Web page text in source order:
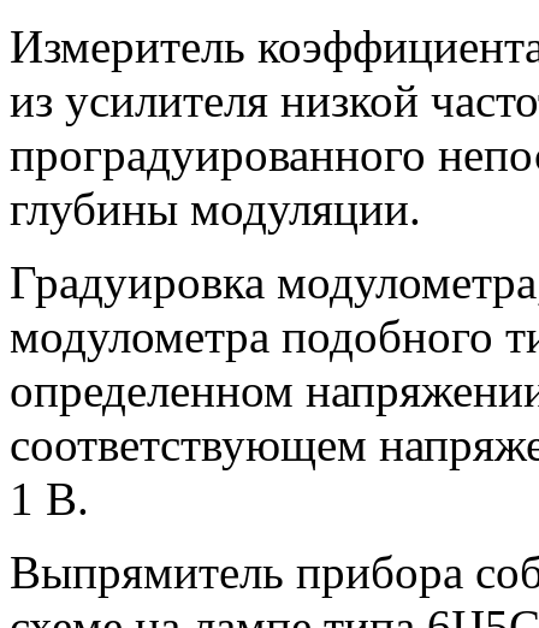
Измеритель
из усилителя низкой
проградуированного
глубины модуляции.
Градуировка
модулометра подобного
определенном
соответствующем
1 В.
Выпрямитель прибора